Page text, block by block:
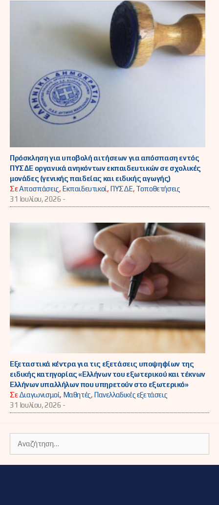
Πρόσκληση για υποβολή αιτήσεων για απόσπαση εντός
ΠΥΣΔΕ οργανικά ανηκόντων εκπαιδευτικών σε σχολικές
μονάδες (γενικής παιδείας και ειδικής αγωγής)
ΣεΑποσπάσεις, Εκπαιδευτικοί, ΠΥΣΔΕ, Τοποθετήσεις
31 Ιουλίου, 2026 -
Εξεταστικά κέντρα για τις εξετάσεις υποψηφίων της
ειδικής κατηγορίας «Ελλήνων του εξωτερικού και τέκνων
Ελλήνων υπαλλήλων που υπηρετούν στο εξωτερικό»
ΣεΔιαγωνισμοί, Μαθητές, Πανελλαδικές εξετάσεις
31 Ιουλίου, 2026 -
για: